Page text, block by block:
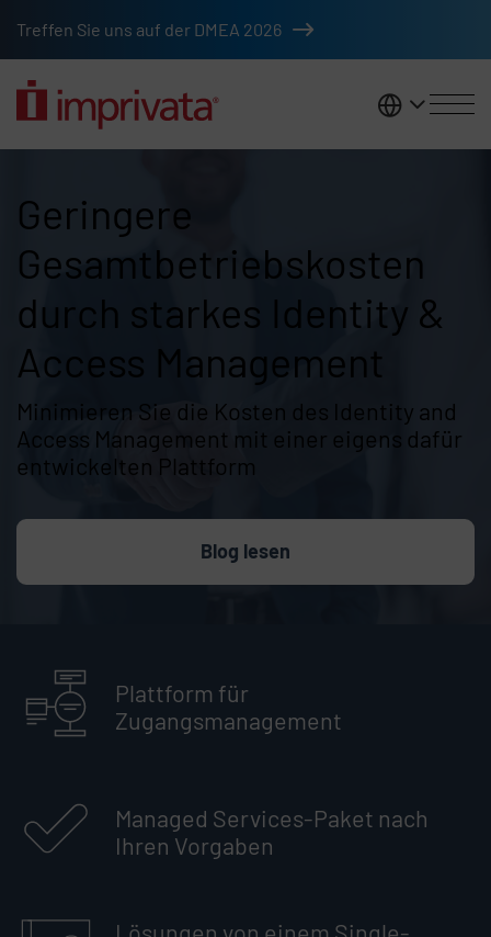
Treffen Sie uns auf der DMEA 2026
DACH
Geringere
Gesamtbetriebskosten
durch starkes Identity &
Access Management
Minimieren Sie die Kosten des Identity and
Access Management mit einer eigens dafür
entwickelten Plattform
Blog lesen
Plattform für
Zugangsmanagement
Managed Services-Paket nach
Ihren Vorgaben
Lösungen von einem Single-